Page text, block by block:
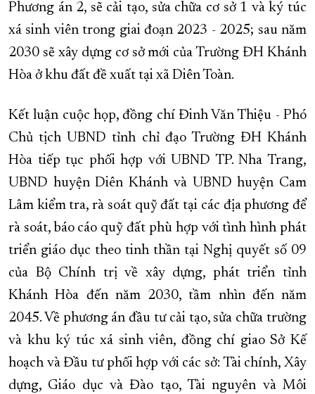
Phương án 2, sẽ cải tạo, sửa chữa cơ sở 1 và ký túc
xá sinh viên trong giai đoạn 2023 - 2025; sau năm
2030 sẽ xây dựng cơ sở mới của Trường ĐH Khánh
Hòa ở khu đất đề xuất tại xã Diên Toàn.
Kết luận cuộc họp, đồng chí Đinh Văn Thiệu - Phó
Chủ tịch UBND tỉnh chỉ đạo Trường ĐH Khánh
Hòa tiếp tục phối hợp với UBND TP. Nha Trang,
UBND huyện Diên Khánh và UBND huyện Cam
Lâm kiểm tra, rà soát quỹ đất tại các địa phương để
rà soát, báo cáo quỹ đất phù hợp với tình hình phát
triển giáo dục theo tinh thần tại Nghị quyết số 09
của Bộ Chính trị về xây dựng, phát triển tỉnh
Khánh Hòa đến năm 2030, tầm nhìn đến năm
2045. Về phương án đầu tư cải tạo, sửa chữa trường
và khu ký túc xá sinh viên, đồng chí giao Sở Kế
hoạch và Đầu tư phối hợp với các sở: Tài chính, Xây
dựng, Giáo dục và Đào tạo, Tài nguyên và Môi